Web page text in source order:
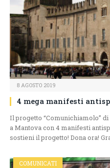
8 AGOSTO 2019
4 mega manifesti
Il progetto “Comunichiamolo”
a Mantova con 4 manifesti
sostieni il progetto! Dona ora!
COMUNICATI